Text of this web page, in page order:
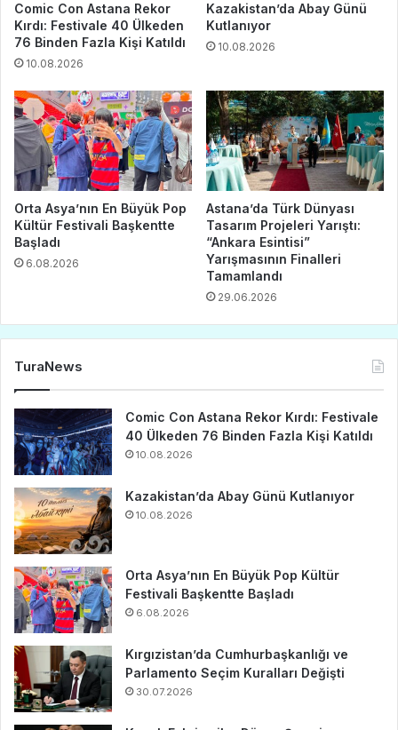
Comic Con Astana Rekor
Kırdı: Festivale 40 Ülkeden
76 Binden Fazla Kişi Katıldı
10.08.2026
Kazakistan’da Abay Günü
Kutlanıyor
10.08.2026
Orta Asya’nın En Büyük Pop
Kültür Festivali Başkentte
Başladı
6.08.2026
Astana’da Türk Dünyası
Tasarım Projeleri Yarıştı:
“Ankara Esintisi”
Yarışmasının Finalleri
Tamamlandı
29.06.2026
TuraNews
Comic Con Astana Rekor Kırdı: Festivale
40 Ülkeden 76 Binden Fazla Kişi Katıldı
10.08.2026
Kazakistan’da Abay Günü Kutlanıyor
10.08.2026
Orta Asya’nın En Büyük Pop Kültür
Festivali Başkentte Başladı
6.08.2026
Kırgızistan’da Cumhurbaşkanlığı ve
Parlamento Seçim Kuralları Değişti
30.07.2026